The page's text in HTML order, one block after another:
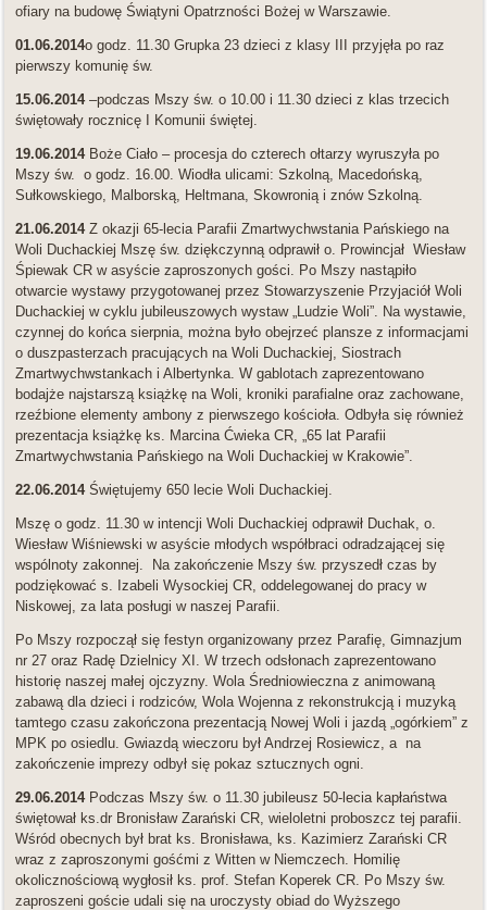
ofiary na budowę Świątyni Opatrzności Bożej w Warszawie.
01.06.2014o godz. 11.30 Grupka 23 dzieci z klasy III przyjęła po raz
pierwszy komunię św.
15.06.2014–podczas Mszy św. o 10.00 i 11.30 dzieci z klas trzecich
świętowały rocznicę I Komunii świętej.
19.06.2014Boże Ciało – procesja do czterech ołtarzy wyruszyła po
Mszy św. o godz. 16.00. Wiodła ulicami: Szkolną, Macedońską,
Sułkowskiego, Malborską, Heltmana, Skowronią i znów Szkolną.
21.06.2014Z okazji 65-lecia Parafii Zmartwychwstania Pańskiego na
Woli Duchackiej Mszę św. dziękczynną odprawił o. Prowincjał Wiesław
Śpiewak CR w asyście zaproszonych gości. Po Mszy nastąpiło
otwarcie wystawy przygotowanej przez Stowarzyszenie Przyjaciół Woli
Duchackiej w cyklu jubileuszowych wystaw „Ludzie Woli”. Na wystawie,
czynnej do końca sierpnia, można było obejrzeć plansze z informacjami
o duszpasterzach pracujących na Woli Duchackiej, Siostrach
Zmartwychwstankach i Albertynka. W gablotach zaprezentowano
bodajże najstarszą książkę na Woli, kroniki parafialne oraz zachowane,
rzeźbione elementy ambony z pierwszego kościoła. Odbyła się również
prezentacja książkę ks. Marcina Ćwieka CR, „65 lat Parafii
Zmartwychwstania Pańskiego na Woli Duchackiej w Krakowie”.
22.06.2014Świętujemy 650 lecie Woli Duchackiej.
Mszę o godz. 11.30 w intencji Woli Duchackiej odprawił Duchak, o.
Wiesław Wiśniewski w asyście młodych współbraci odradzającej się
wspólnoty zakonnej. Na zakończenie Mszy św. przyszedł czas by
podziękować s. Izabeli Wysockiej CR, oddelegowanej do pracy w
Niskowej, za lata posługi w naszej Parafii.
Po Mszy rozpoczął się festyn organizowany przez Parafię, Gimnazjum
nr 27 oraz Radę Dzielnicy XI. W trzech odsłonach zaprezentowano
historię naszej małej ojczyzny. Wola Średniowieczna z animowaną
zabawą dla dzieci i rodziców, Wola Wojenna z rekonstrukcją i muzyką
tamtego czasu zakończona prezentacją Nowej Woli i jazdą „ogórkiem” z
MPK po osiedlu. Gwiazdą wieczoru był Andrzej Rosiewicz, a na
zakończenie imprezy odbył się pokaz sztucznych ogni.
29.06.2014 Podczas Mszy św. o 11.30 jubileusz 50-lecia kapłaństwa
świętował ks.dr Bronisław Zarański CR, wieloletni proboszcz tej parafii.
Wśród obecnych był brat ks. Bronisława, ks. Kazimierz Zarański CR
wraz z zaproszonymi gośćmi z Witten w Niemczech. Homilię
okolicznościową wygłosił ks. prof. Stefan Koperek CR. Po Mszy św.
zaproszeni goście udali się na uroczysty obiad do Wyższego